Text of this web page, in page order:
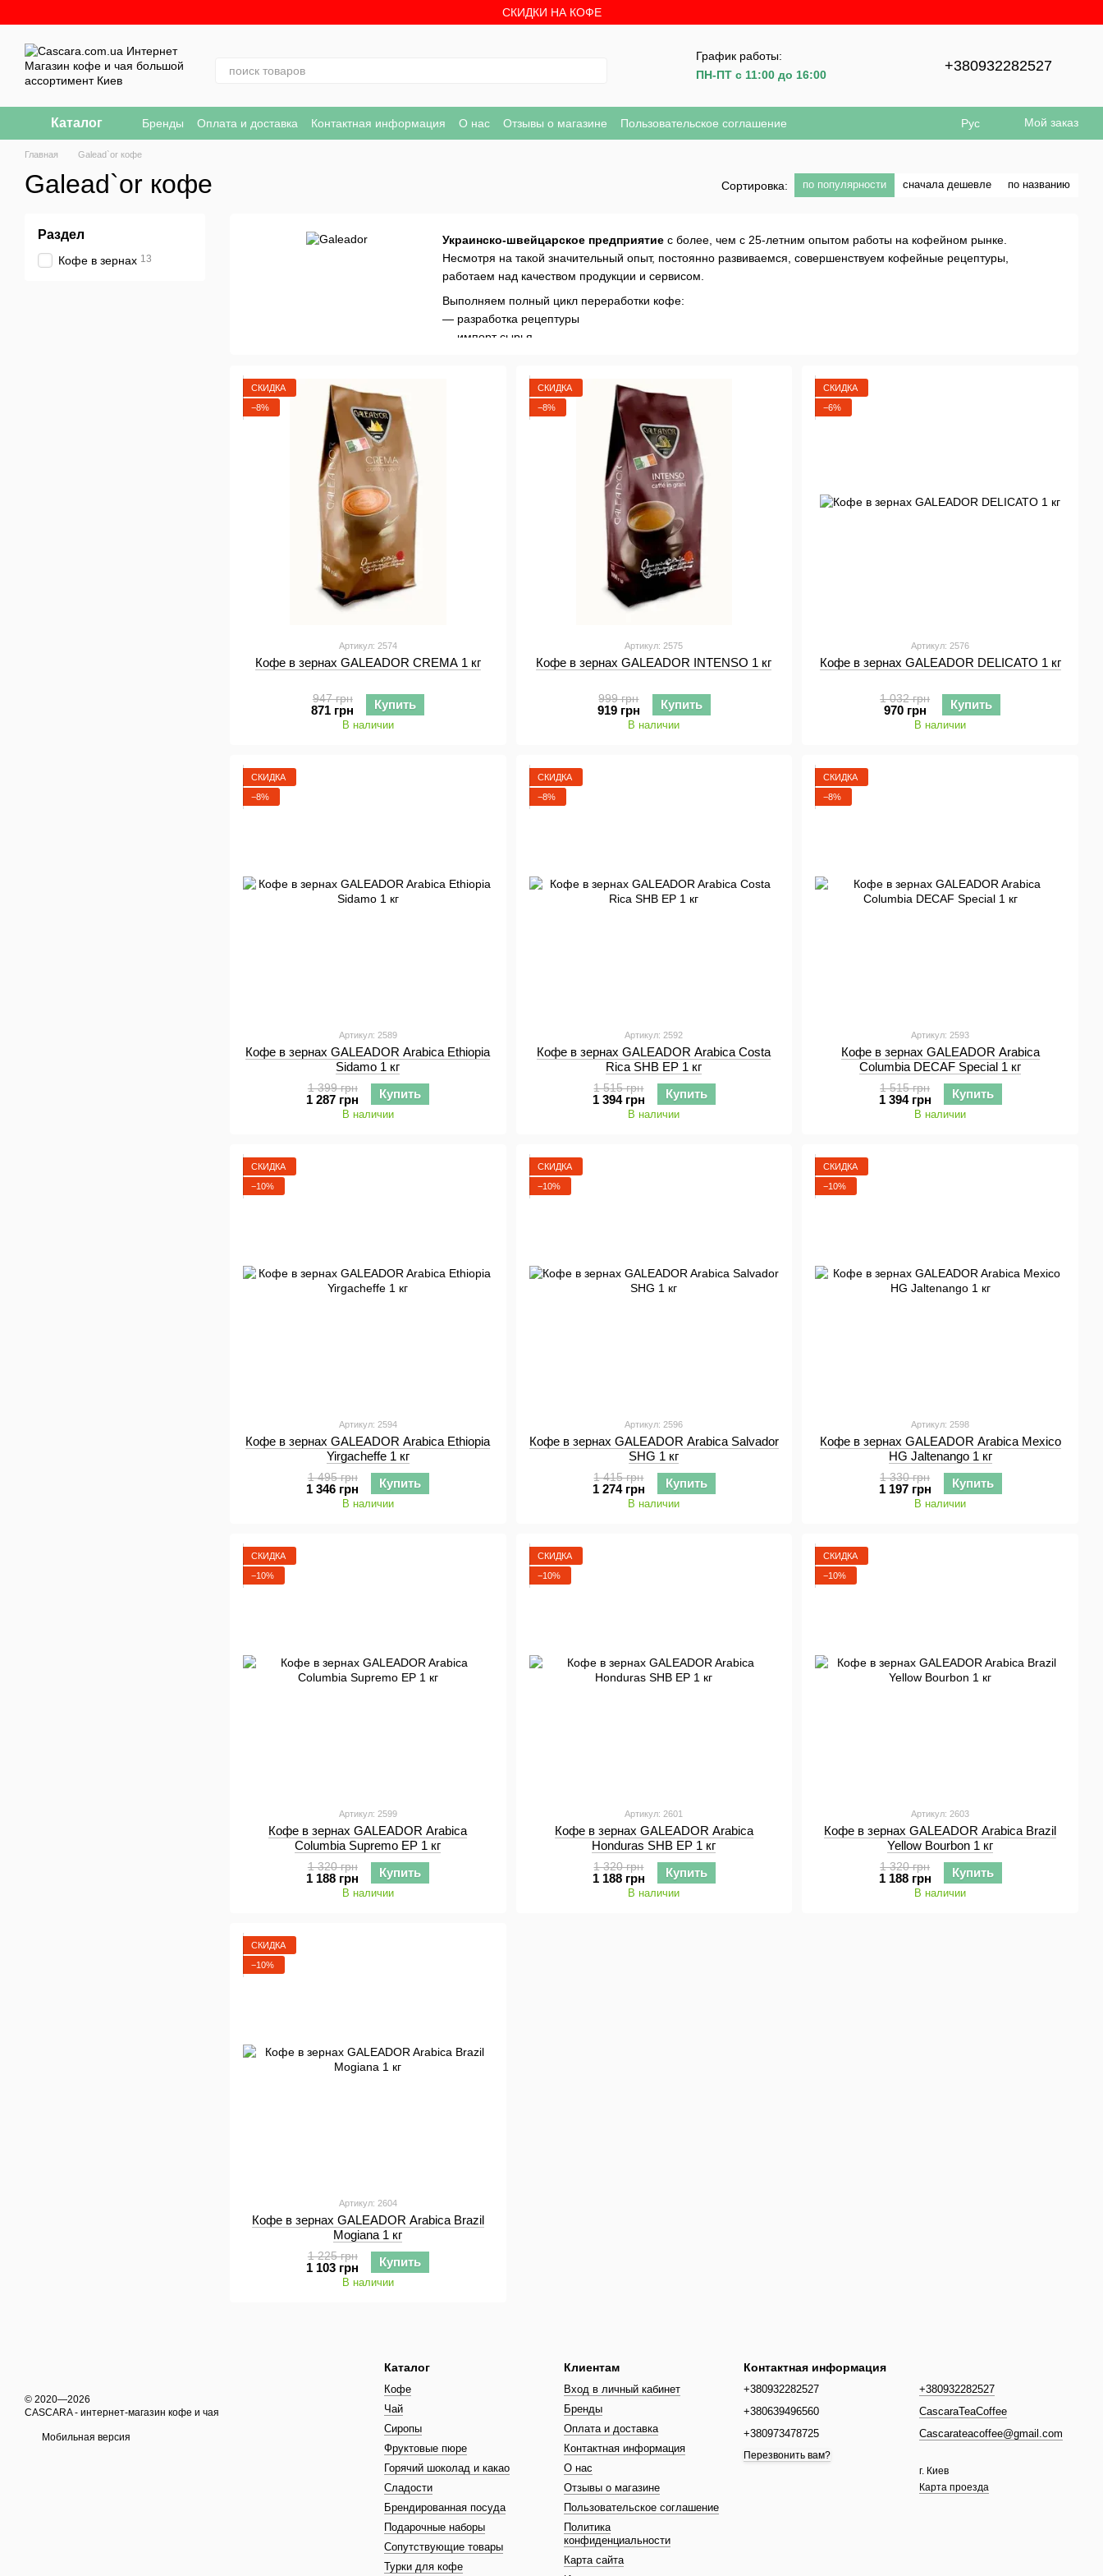
СКИДКИ НА КОФЕ
График работы:
ПН-ПТ с 11:00 до 16:00
+380932282527
Каталог Бренды Оплата и доставка Контактная информация О нас Отзывы о магазине
Пользовательское соглашение
Политика конфиденциальности
Интересно к прочтению
Рус Мой заказ
Главная Galead`or кофе
Galead`or кофе Сортировка: по популярности сначала дешевле по названию
Украинско-швейцарское предприятие с более, чем с 25-летним опытом работы на кофейном рынке.
Несмотря на такой значительный опыт, постоянно развиваемся, совершенствуем кофейные рецептуры,
работаем над качеством продукции и сервисом.
Выполняем полный цикл переработки кофе:
— разработка рецептуры
— импорт сырья
Современное производство, сертифицированное по стандарту ISO 22000, два промышленных ростера, а также
высококвалифицированный персонал - помогает
производить лучший продукт, удовлетворяющий
потребностям наших покупателей.
Контроль качества осуществляем в новой лаборатории, оснащенной современным оборудованием для
измерения влажности, цвета, весовых и размерно-массовых параметров сырья и готовой продукции.
СКИДКА
−8%
Артикул: 2574
Кофе в зернах GALEADOR CREMA 1 кг
947 грн
871 грн Купить
В наличии
СКИДКА
−8%
Артикул: 2575
Кофе в зернах GALEADOR INTENSO 1 кг
999 грн
919 грн Купить
В наличии
СКИДКА
−6%
Артикул: 2576
Кофе в зернах GALEADOR DELICATO 1 кг
1 032 грн
970 грн Купить
В наличии
СКИДКА
−8%
Артикул: 2589
Кофе в зернах GALEADOR Arabica Ethiopia
Sidamo 1 кг
1 399 грн
1 287 грн Купить
В наличии
СКИДКА
−8%
Артикул: 2592
Кофе в зернах GALEADOR Arabica Costa
Rica SHB EP 1 кг
1 515 грн
1 394 грн Купить
В наличии
СКИДКА
−8%
Артикул: 2593
Кофе в зернах GALEADOR Arabica
Columbia DECAF Special 1 кг
1 515 грн
1 394 грн Купить
В наличии
СКИДКА
−10%
Артикул: 2594
Кофе в зернах GALEADOR Arabica Ethiopia
Yirgacheffe 1 кг
1 495 грн
1 346 грн Купить
В наличии
СКИДКА
−10%
Артикул: 2596
Кофе в зернах GALEADOR Arabica Salvador
SHG 1 кг
1 415 грн
1 274 грн Купить
В наличии
СКИДКА
−10%
Артикул: 2598
Кофе в зернах GALEADOR Arabica Mexico
HG Jaltenango 1 кг
1 330 грн
1 197 грн Купить
В наличии
СКИДКА
−10%
Артикул: 2599
Кофе в зернах GALEADOR Arabica
Columbia Supremo EP 1 кг
1 320 грн
1 188 грн Купить
В наличии
СКИДКА
−10%
Артикул: 2601
Кофе в зернах GALEADOR Arabica
Honduras SHB EP 1 кг
1 320 грн
1 188 грн Купить
В наличии
СКИДКА
−10%
Артикул: 2603
Кофе в зернах GALEADOR Arabica Brazil
Yellow Bourbon 1 кг
1 320 грн
1 188 грн Купить
В наличии
СКИДКА
−10%
Артикул: 2604
Кофе в зернах GALEADOR Arabica Brazil
Mogiana 1 кг
1 225 грн
1 103 грн Купить
В наличии
Раздел
Кофе в зернах 13
© 2020—2026
CASCARA - интернет-магазин кофе и чая
Мобильная версия
Каталог
Кофе
Чай
Сиропы
Фруктовые пюре
Горячий шоколад и какао
Сладости
Брендированная посуда
Подарочные наборы
Сопутствующие товары
Турки для кофе
Клиентам
Вход в личный кабинет
Бренды
Оплата и доставка
Контактная информация
О нас
Отзывы о магазине
Пользовательское соглашение
Политика
конфиденциальности
Карта сайта
Контактная информация
+380932282527
+380639496560
+380973478725
Перезвонить вам?
+380932282527
CascaraTeaCoffee
Cascarateacoffee@gmail.com
г. Киев
Карта проезда